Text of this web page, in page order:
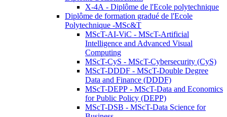
X-4A - Diplôme de l'Ecole polytechnique
Diplôme de formation gradué de l'Ecole
Polytechnique -MSc&T
MScT-AI-ViC - MScT-Artificial
Intelligence and Advanced Visual
Computing
MScT-CyS - MScT-Cybersecurity (CyS)
MScT-DDDF - MScT-Double Degree
Data and Finance (DDDF)
MScT-DEPP - MScT-Data and Economics
for Public Policy (DEPP)
MScT-DSB - MScT-Data Science for